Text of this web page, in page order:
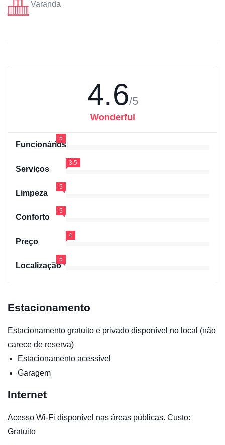
Varanda
4.6/5
Wonderful
Funcionários
5
Serviços
3.5
Limpeza
5
Conforto
5
Preço
4
Localização
5
Estacionamento
Estacionamento gratuito e privado disponível no local (não
carece de reserva)
Estacionamento acessível
Garagem
Internet
Acesso Wi-Fi disponível nas áreas públicas. Custo:
Gratuito